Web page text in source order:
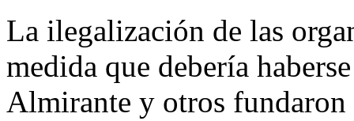
La ilegalización de las
medida que debería
Almirante y otros